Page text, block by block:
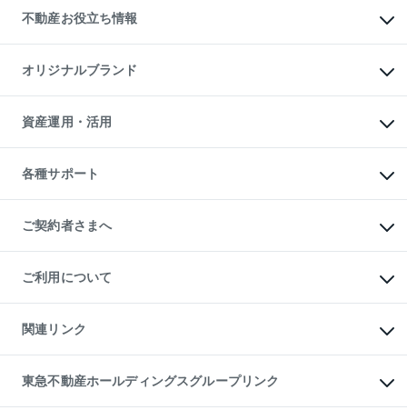
貸すガイド
事業用不動産
マンション投資
投資用マンション
アパート経営
収益物件
ビル購入（ビル一棟）
投資用不動産の売却査定
事業用不動産の売却査定
不動産お役立ち情報
マンションライブラリー
人気マンションランキング
暮らしに役立つ不動産メディア
不動産相場・不動産価格情報
不動産コラム・ニュース
不動産用語集
不動産なんでもネット相談室
住まいの税金
オリジナルブランド
一棟リノベーションマンション
L`GENTE（ルジェンテ）
区分リノベーションマンション
投資用一棟レジデンスWELL
不動産小口投資
LEGACIA（レガシア）
資産運用・活用
不動産M&A
アセットマネジメント・出資
各種サポート
相続サポート
リフォームサポート
ご契約者さまへ
ご紹介・再契約特典
入居者様専用-各種ご案内（賃貸）
東急こすもす会「こすもすWeb」
ご利用について
金融商品取引について
東急リバブル ソーシャルメディアポリシー
ご意見・お問い合わせ（金融商品取引専用の相談・お問い合わせ窓口）
ダイレクトメール（郵送物）・Eメールなどの送付停止について
関連リンク
これからご結婚される方に東急百貨店のブライダルクラブ
人材サービスのご用命は 東急リバブルスタッフ株式会社まで
東北の逸品を贈ります 東北すぐれものセレクション
東急不動産ホールディングスグループリンク